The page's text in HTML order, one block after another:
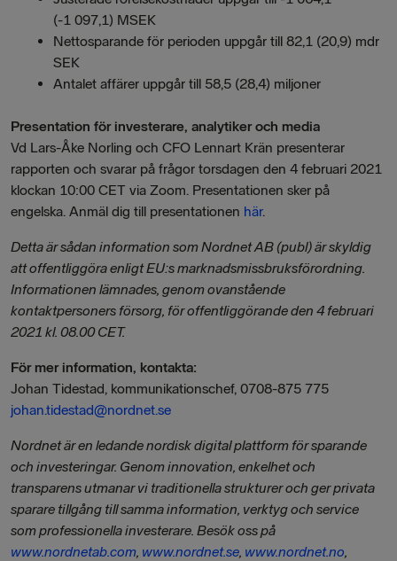
(-1 097,1) MSEK
Nettosparande för perioden uppgår till 82,1 (20,9) mdr
SEK
Antalet affärer uppgår till 58,5 (28,4) miljoner
Presentation för investerare, analytiker och media
Vd Lars-Åke Norling och CFO Lennart Krän presenterar
rapporten och svarar på frågor torsdagen den 4 februari 2021
klockan 10:00 CET via Zoom. Presentationen sker på
engelska. Anmäl dig till presentationen här.
Detta är sådan information som Nordnet AB (publ) är skyldig
att offentliggöra enligt EU:s marknadsmissbruksförordning.
Informationen lämnades, genom ovanstående
kontaktpersoners försorg, för offentliggörande den 4 februari
2021 kl. 08.00 CET.
För mer information, kontakta:
Johan Tidestad, kommunikationschef, 0708-875 775
johan.tidestad@nordnet.se
Nordnet är en ledande nordisk digital plattform för sparande
och investeringar. Genom innovation, enkelhet och
transparens utmanar vi traditionella strukturer och ger privata
sparare tillgång till samma information, verktyg och service
som professionella investerare. Besök oss på
www.nordnetab.com, www.nordnet.se, www.nordnet.no,